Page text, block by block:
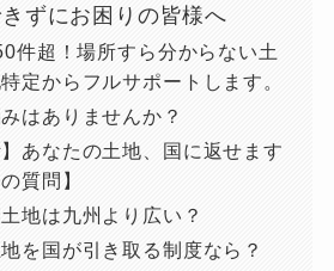
ずにお困りの皆様へ
件超！場所すら分からない土
定からフルサポートします。
はありませんか？
】あなたの土地、国に返せます
質問】
地は九州より広い？
を国が引き取る制度なら？